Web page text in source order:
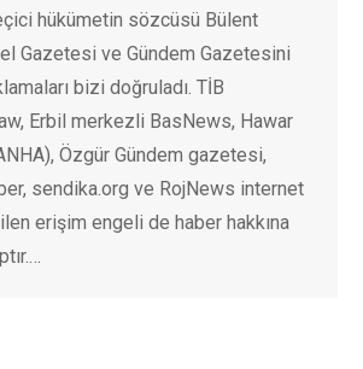
hükümetin sözcüsü Bülent
Gazetesi ve Gündem Gazetesini
bizi doğruladı. TİB
Erbil merkezli BasNews, Hawar
Özgür Gündem gazetesi,
sendika.org ve RojNews internet
erişim engeli de haber hakkına